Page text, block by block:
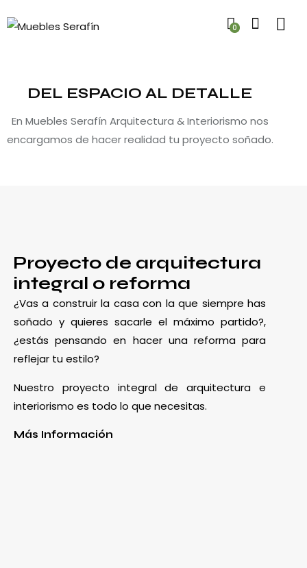
0
DEL ESPACIO AL DETALLE
En Muebles Serafín Arquitectura & Interiorismo nos
encargamos de hacer realidad tu proyecto soñado.
Proyecto de arquitectura
integral o reforma
¿Vas a construir la casa con la que siempre has
soñado y quieres sacarle el máximo partido?,
¿estás pensando en hacer una reforma para
reflejar tu estilo?
Nuestro proyecto integral de arquitectura e
interiorismo es todo lo que necesitas.
Más Información